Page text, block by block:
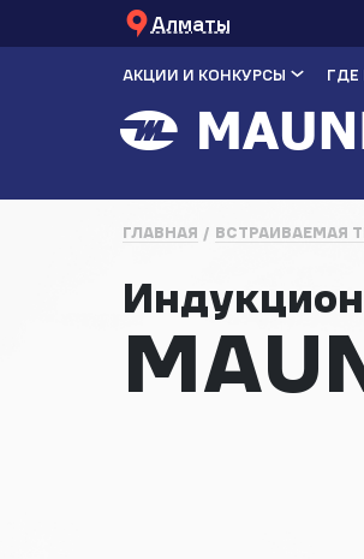
Алматы
АКЦИИ И КОНКУРСЫ ГДЕ
ГЛАВНАЯ ВСТРАИВАЕМАЯ